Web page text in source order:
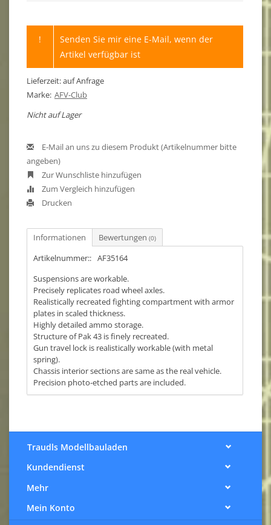
!
Senden Sie mir eine E-Mail, wenn der
Artikel verfügbar ist
Lieferzeit: auf Anfrage
Marke: AFV-Club
Nicht auf Lager
E-Mail an uns zu diesem Produkt (Artikelnummer bitte
angeben)
Zur Wunschliste hinzufügen
Zum Vergleich hinzufügen
Drucken
Informationen Bewertungen (0)
Artikelnummer:: AF35164
Suspensions are workable.
Precisely replicates road wheel axles.
Realistically recreated fighting compartment with armor
plates in scaled thickness.
Highly detailed ammo storage.
Structure of Pak 43 is finely recreated.
Gun travel lock is realistically workable (with metal
spring).
Chassis interior sections are same as the real vehicle.
Precision photo-etched parts are included.
Traudls Modellbauladen
Kundendienst
Mehr
Mein Konto